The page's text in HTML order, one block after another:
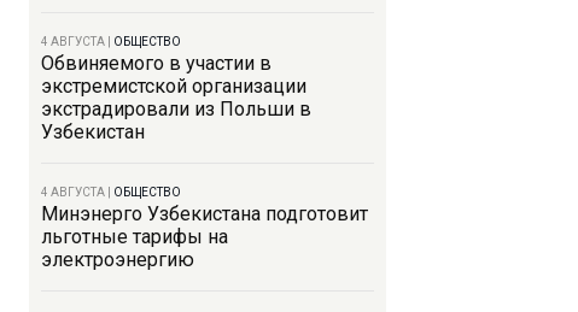
4 АВГУСТА ОБЩЕСТВО
Обвиняемого в участии в
экстремистской организации
экстрадировали из Польши в
Узбекистан
4 АВГУСТА ОБЩЕСТВО
Минэнерго Узбекистана подготовит
льготные тарифы на
электроэнергию